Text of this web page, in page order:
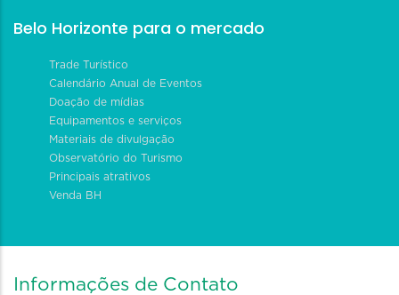
Belo Horizonte para o mercado
Trade Turístico
Calendário Anual de Eventos
Doação de mídias
Equipamentos e serviços
Materiais de divulgação
Observatório do Turismo
Principais atrativos
Venda BH
Informações de Contato